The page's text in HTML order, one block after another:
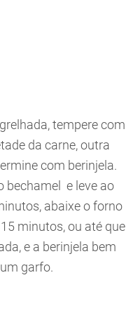
tempere com
da carne, outra
com berinjela.
bechamel e leve ao
abaixe o forno
minutos, ou até que
e a berinjela bem
garfo.